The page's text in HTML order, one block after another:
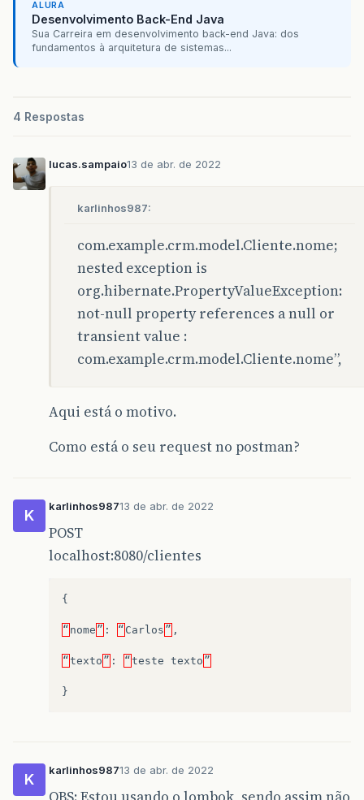
ALURA
Desenvolvimento Back-End Java
Sua Carreira em desenvolvimento back-end Java: dos
fundamentos à arquitetura de sistemas...
4 Respostas
lucas.sampaio13 de abr. de 2022
karlinhos987:
com.example.crm.model.Cliente.nome;
nested exception is
org.hibernate.PropertyValueException:
not-null property references a null or
transient value :
com.example.crm.model.Cliente.nome”,
Aqui está o motivo.
Como está o seu request no postman?
K
karlinhos98713 de abr. de 2022
POST
localhost:8080/clientes
{
“ nome ” : “ Carlos ” ,
“ texto ” : “ teste texto ”
}
K
karlinhos98713 de abr. de 2022